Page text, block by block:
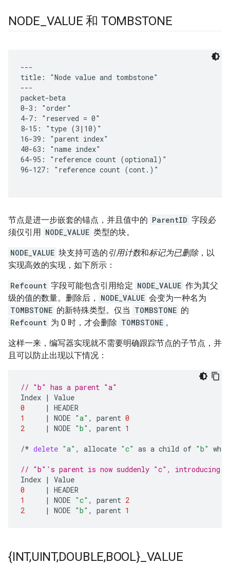
NODE VALUE 和 TOMBSTONE
节点是进一步嵌套的锚点，并且值中的 ParentID 字段必
须仅引用 NODE_VALUE 类型的块。
NODE_VALUE 块支持可选的 引用计数和标记为已删除，以
实现高效的实现，如下所示：
Refcount 字段可能包含引用给定 NODE_VALUE 作为其父
级的值的数量。删除后，
NODE_VALUE 会变为一种名为
TOMBSTONE 的新特殊类型。仅当 TOMBSTONE 的
Refcount 为 0 时，才会删除 TOMBSTONE 。
这样一来，编写器实现就不需要明确跟踪节点的子节点，并
且可以防止出现以下情况：
// "b" has a parent "a"
Index |
Value
0
|
HEADER
1
| NODE "a" , parent 0
2
| NODE "b" , parent 1
/* delete "a" , allocate "c" as a child of "b"
// "b"'s parent is now suddenly "c", introducing
Index |
Value
0
|
HEADER
1
| NODE "c" , parent 2
2
| NODE "b" , parent 1
{INT,UINT,DOUBLE,BOOL}_ VALUE